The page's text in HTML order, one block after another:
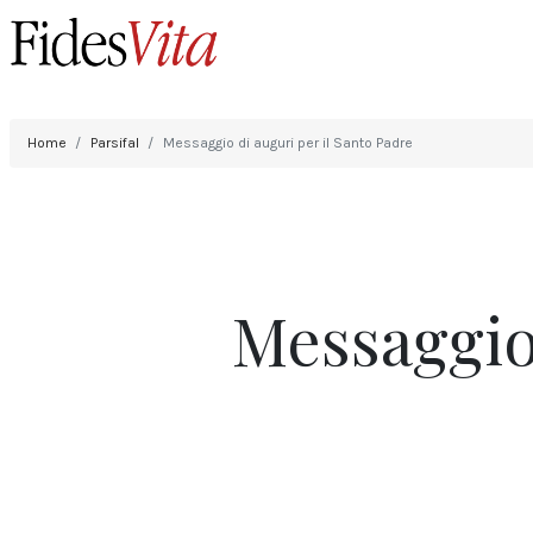
Home Parsifal Messaggio di auguri per il Santo Padre